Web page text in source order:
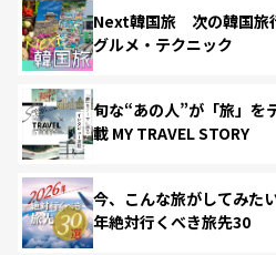
Next韓国旅 次の韓国旅
グルメ・テクニック
旬な“あの人”が「旅」を
載 MY TRAVEL STORY
今、こんな旅がしてみた
年絶対行くべき旅先30